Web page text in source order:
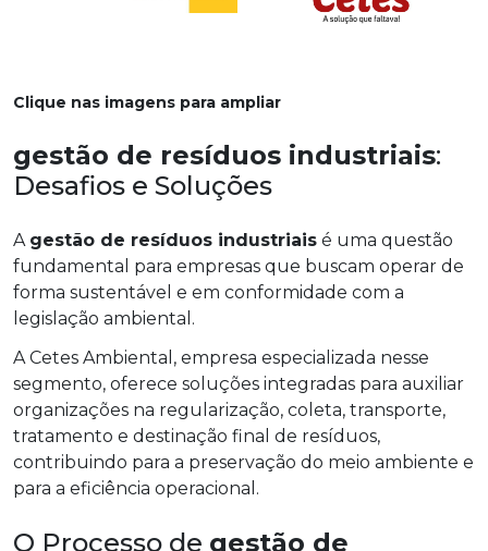
Clique nas imagens para ampliar
gestão de resíduos industriais:
Desafios e Soluções
A gestão de resíduos industriais é uma questão
fundamental para empresas que buscam operar de
forma sustentável e em conformidade com a
legislação ambiental.
A Cetes Ambiental, empresa especializada nesse
segmento, oferece soluções integradas para auxiliar
organizações na regularização, coleta, transporte,
tratamento e destinação final de resíduos,
contribuindo para a preservação do meio ambiente e
para a eficiência operacional.
O Processo de gestão de